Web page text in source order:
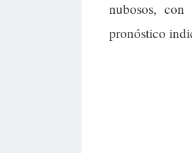
nubosos,
pronóstico